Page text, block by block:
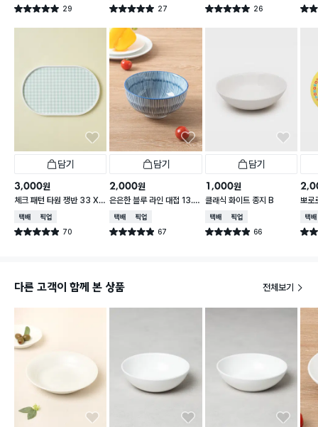
별점 5.0점 29
건 작성 별점 5.0점 27
건 작성 별점 5.0점 26
건 작성 별점
담기
3,000원
체크 패턴 타원 쟁반 33 X
21 cm
택배배송매장픽업
별점 4.9점 70
건 작성
담기
2,000원
은은한 블루 라인 대접 13.5
cm
택배배송매장픽업
별점 4.9점 67
건 작성
담기
1,000원
클래식 화이트 종지 B
택배배송매장픽업
별점 4.9점 66
건 작성
뽀로
cm
택배
별점
다른 고객이 함께 본 상품 전체보기